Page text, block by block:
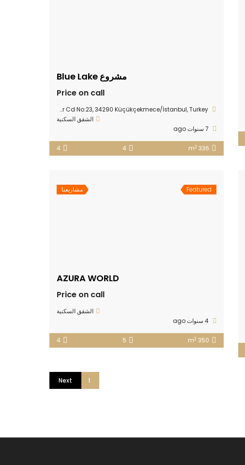
مشروع Blue Lake
Price on call
Fatih Mahallesi, Professor Doctor Aziz Sancar Cd No:23, 34290 Küçükçekmece/İstanbul, Turkey
الشقق السكنية
336 m
2
4
4
Featured مشاريعنا
AZURA WORLD
Price on call
الشقق السكنية
350 m
2
5
4
1
2
Next